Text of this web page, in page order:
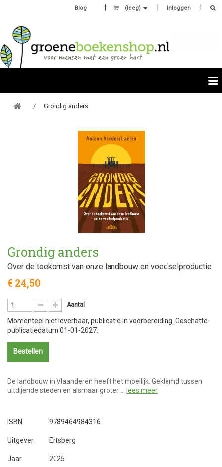
Inloggen
(leeg)
Blog
Grondig anders
Grondig anders
Over de toekomst van onze landbouw en voedselproductie
€ 24,50
Aantal
Momenteel niet leverbaar, publicatie in voorbereiding. Geschatte
publicatiedatum 01-01-2027.
Bestellen
De landbouw in Vlaanderen heeft het moeilijk. Geklemd tussen
uitdijende steden en alsmaar groter …
lees meer
ISBN 9789464984316
Uitgever Ertsberg
Jaar 2025